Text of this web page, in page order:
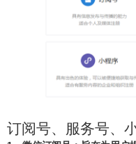
订阅号、服务号、